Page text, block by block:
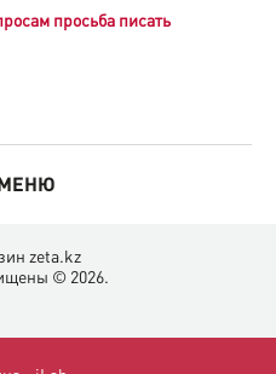
просьба писать
МЕНЮ
zeta.kz
© 2026.